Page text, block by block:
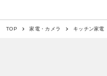
TOP 家電・カメラ キッチン家電